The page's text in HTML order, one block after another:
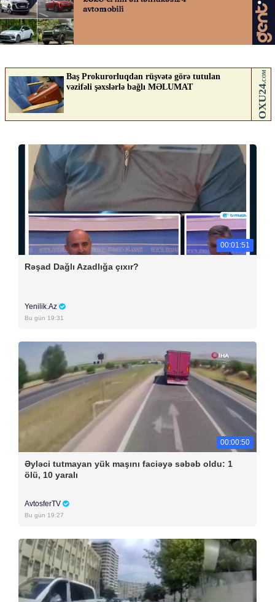
00:01:51
Rəşad Dağlı Azadlığa çıxır?
Yenilik.Az
Bu gün 19:31
00:00:50
Əyləci tutmayan yük maşını faciəyə səbəb oldu: 1
ölü, 10 yaralı
AvtosferTV
Bu gün 19:27